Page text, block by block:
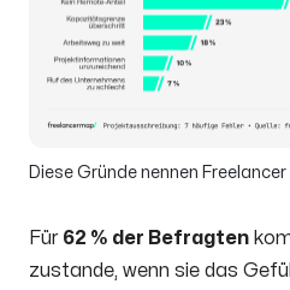
Diese Gründe nennen Freelancer
Für 62 % der Befragten
zustande, wenn sie das